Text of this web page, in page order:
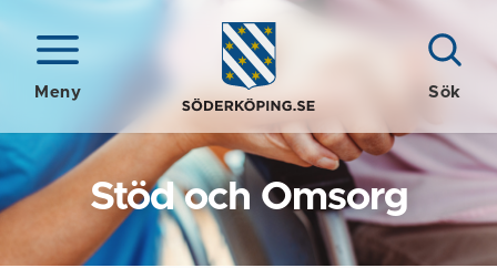
Meny Sök
Stöd och Omsorg